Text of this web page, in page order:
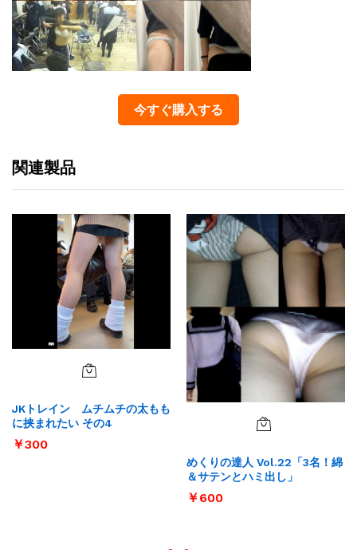
今すぐ購入する
関連製品
JKトレイン ムチムチの太もも
に挟まれたい その4
￥300
めくりの達人 Vol.22「3名！綿
＆サテンとハミ出し」
￥600